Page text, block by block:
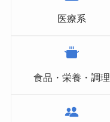
医療系
食品・栄養・調理